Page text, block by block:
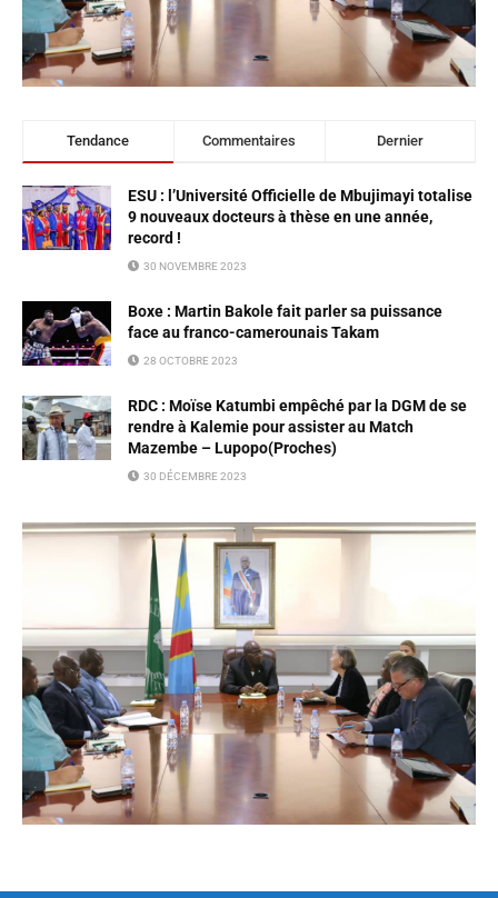
Tendance Commentaires Dernier
ESU : l’Université Officielle de Mbujimayi totalise
9 nouveaux docteurs à thèse en une année,
record !
30 NOVEMBRE 2023
Boxe : Martin Bakole fait parler sa puissance
face au franco-camerounais Takam
28 OCTOBRE 2023
RDC : Moïse Katumbi empêché par la DGM de se
rendre à Kalemie pour assister au Match
Mazembe – Lupopo(Proches)
30 DÉCEMBRE 2023